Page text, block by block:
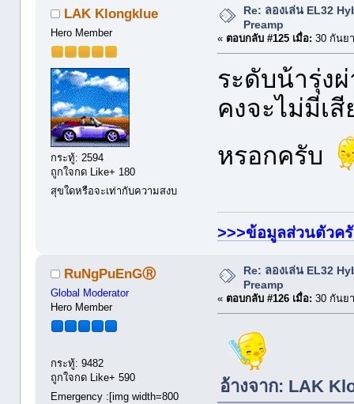
LAK Klongklue
Hero Member
กระทู้: 2594
ถูกใจกด Like+ 180
สุขใดหรือจะเท่ากับความสงบ
Re: ลองเล่น EL32
Preamp
« ตอบกลับ #125 เมื่อ: 30 กันย
ระดับน้ารุ่ง
คงจะไม่มีเ
หรอกครับ
>>>ข้อมูลส่วนตัวค
RuNgPuEnGⓇ
Global Moderator
Hero Member
กระทู้: 9482
ถูกใจกด Like+ 590
Emergency :[img width=800
Re: ลองเล่น EL32
Preamp
« ตอบกลับ #126 เมื่อ: 30 กันย
อ้างจาก: LAK